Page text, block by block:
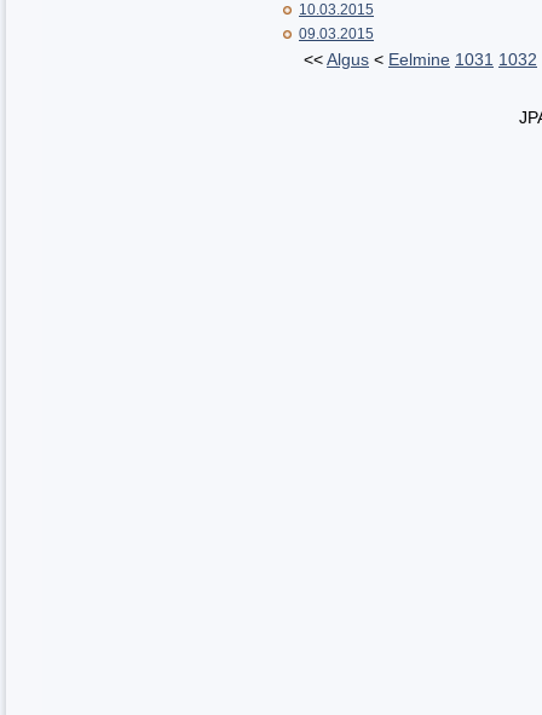
10.03.2015
09.03.2015
<<Algus < Eelmine 1031 1032